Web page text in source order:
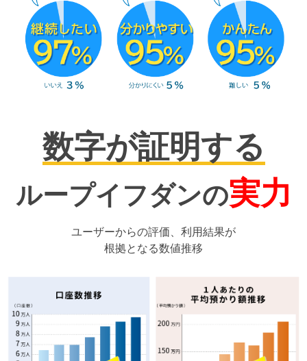
数字が証明する
ループイフダンの実力
ユーザーからの評価、利用結果が
根拠となる数値推移